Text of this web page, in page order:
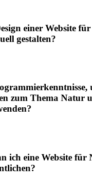
einer Website
gestalten?
zum Thema Natur
ich eine Website für